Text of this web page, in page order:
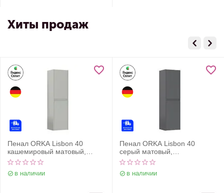
Хиты продаж
Пенал ORKA Lisbon 40
кашемировый матовый,
универсальный
в наличии
Пенал ORKA Lisbon 40
серый матовый,
универсальный
в наличии